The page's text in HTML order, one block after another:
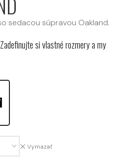
sedacou súpravou Oakland.
si vlastné rozmery a my
Vymazať